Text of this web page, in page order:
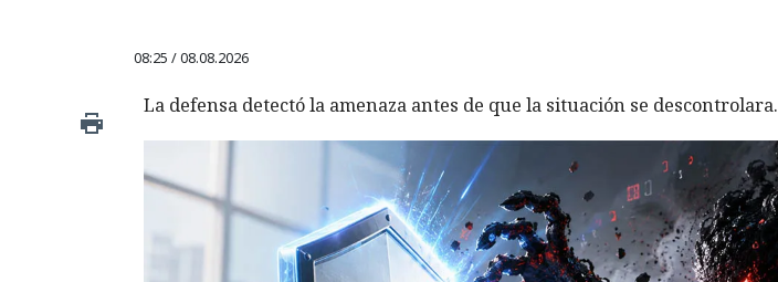
08:25 / 08.08.2026
La defensa detectó la amenaza antes de que la situación se descontrolara.